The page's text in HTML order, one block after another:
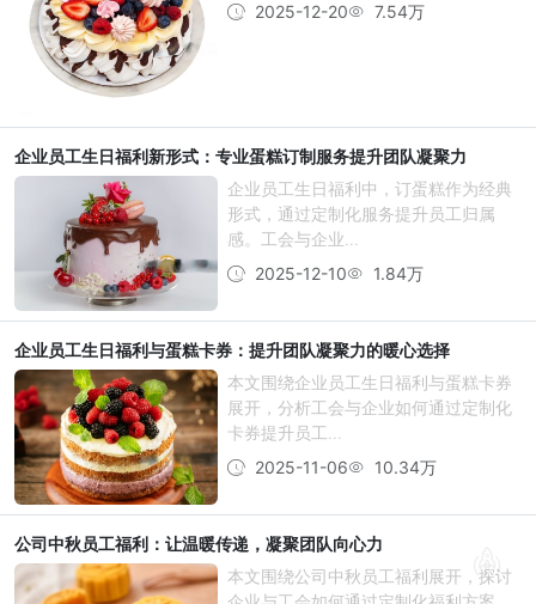
2025-12-20
7.54万
企业员工生日福利新形式：专业蛋糕订制服务提升团队凝聚力
企业员工生日福利中，订蛋糕作为经典
形式，通过定制化服务提升员工归属
感。工会与企业...
2025-12-10
1.84万
企业员工生日福利与蛋糕卡券：提升团队凝聚力的暖心选择
本文围绕企业员工生日福利与蛋糕卡券
展开，分析工会与企业如何通过定制化
卡券提升员工...
2025-11-06
10.34万
公司中秋员工福利：让温暖传递，凝聚团队向心力
本文围绕公司中秋员工福利展开，探讨